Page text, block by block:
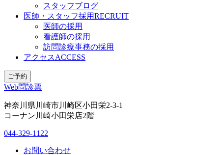
スタッフブログ
医師・スタッフ採用RECRUIT
医師の採用
看護師の採用
訪問診療事務の採用
アクセスACCESS
ご予約
Web問診票
神奈川県川崎市川崎区小田栄2-3-1
コーナン川崎小田栄店2階
044-329-1122
お問い合わせ